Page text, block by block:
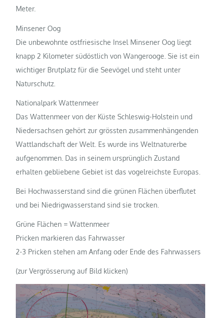
Meter.
Minsener Oog
Die unbewohnte ostfriesische Insel Minsener Oog liegt
knapp 2 Kilometer südöstlich von Wangerooge. Sie ist ein
wichtiger Brutplatz für die Seevögel und steht unter
Naturschutz.
Nationalpark Wattenmeer
Das Wattenmeer von der Küste Schleswig-Holstein und
Niedersachsen gehört zur grössten zusammenhängenden
Wattlandschaft der Welt. Es wurde ins Weltnaturerbe
aufgenommen. Das in seinem ursprünglich Zustand
erhalten gebliebene Gebiet ist das vogelreichste Europas.
Bei Hochwasserstand sind die grünen Flächen überflutet
und bei Niedrigwasserstand sind sie trocken.
Grüne Flächen = Wattenmeer
Pricken markieren das Fahrwasser
2-3 Pricken stehen am Anfang oder Ende des Fahrwassers
(zur Vergrösserung auf Bild klicken)